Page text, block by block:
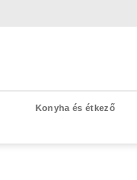
Konyha és étkező